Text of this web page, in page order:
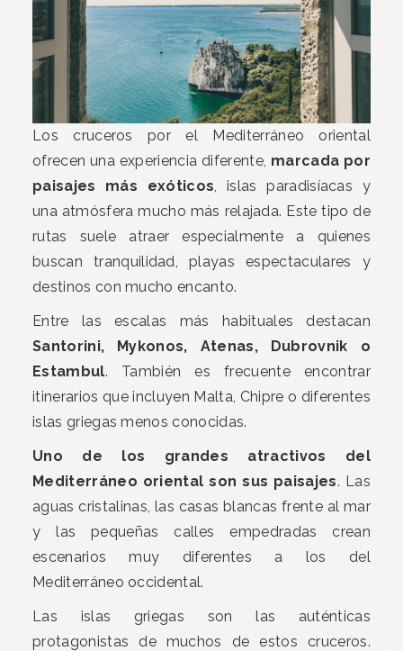
Los cruceros por el Mediterráneo oriental
ofrecen una experiencia diferente, marcada por
paisajes más exóticos, islas paradisíacas y
una atmósfera mucho más relajada. Este tipo de
rutas suele atraer especialmente a quienes
buscan tranquilidad, playas espectaculares y
destinos con mucho encanto.
Entre las escalas más habituales destacan
Santorini, Mykonos, Atenas, Dubrovnik o
Estambul. También es frecuente encontrar
itinerarios que incluyen Malta, Chipre o diferentes
islas griegas menos conocidas.
Uno de los grandes atractivos del
Mediterráneo oriental son sus paisajes. Las
aguas cristalinas, las casas blancas frente al mar
y las pequeñas calles empedradas crean
escenarios muy diferentes a los del
Mediterráneo occidental.
Las islas griegas son las auténticas
protagonistas de muchos de estos cruceros.